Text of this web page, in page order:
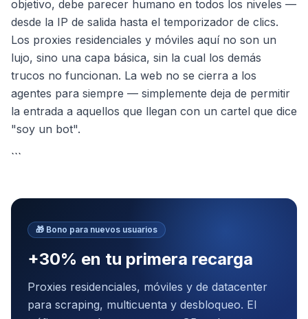
objetivo, debe parecer humano en todos los niveles —
desde la IP de salida hasta el temporizador de clics.
Los proxies residenciales y móviles aquí no son un
lujo, sino una capa básica, sin la cual los demás
trucos no funcionan. La web no se cierra a los
agentes para siempre — simplemente deja de permitir
la entrada a aquellos que llegan con un cartel que dice
"soy un bot".
```
🎁 Bono para nuevos usuarios
+30% en tu primera recarga
Proxies residenciales, móviles y de datacenter
para scraping, multicuenta y desbloqueo. El